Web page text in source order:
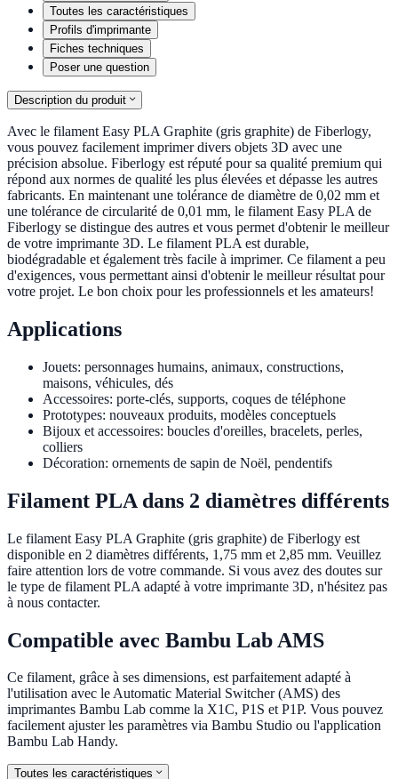
Toutes les caractéristiques
Profils d'imprimante
Fiches techniques
Poser une question
Description du produit
Avec le filament Easy PLA Graphite (gris graphite) de Fiberlogy,
vous pouvez facilement imprimer divers objets 3D avec une
précision absolue. Fiberlogy est réputé pour sa qualité premium qui
répond aux normes de qualité les plus élevées et dépasse les autres
fabricants. En maintenant une tolérance de diamètre de 0,02 mm et
une tolérance de circularité de 0,01 mm, le filament Easy PLA de
Fiberlogy se distingue des autres et vous permet d'obtenir le meilleur
de votre imprimante 3D. Le filament PLA est durable,
biodégradable et également très facile à imprimer. Ce filament a peu
d'exigences, vous permettant ainsi d'obtenir le meilleur résultat pour
votre projet. Le bon choix pour les professionnels et les amateurs!
Applications
Jouets: personnages humains, animaux, constructions,
maisons, véhicules, dés
Accessoires: porte-clés, supports, coques de téléphone
Prototypes: nouveaux produits, modèles conceptuels
Bijoux et accessoires: boucles d'oreilles, bracelets, perles,
colliers
Décoration: ornements de sapin de Noël, pendentifs
Filament PLA dans 2 diamètres différents
Le filament Easy PLA Graphite (gris graphite) de Fiberlogy est
disponible en 2 diamètres différents, 1,75 mm et 2,85 mm. Veuillez
faire attention lors de votre commande. Si vous avez des doutes sur
le type de filament PLA adapté à votre imprimante 3D, n'hésitez pas
à nous contacter.
Compatible avec Bambu Lab AMS
Ce filament, grâce à ses dimensions, est parfaitement adapté à
l'utilisation avec le Automatic Material Switcher (AMS) des
imprimantes Bambu Lab comme la X1C, P1S et P1P. Vous pouvez
facilement ajuster les paramètres via Bambu Studio ou l'application
Bambu Lab Handy.
Toutes les caractéristiques